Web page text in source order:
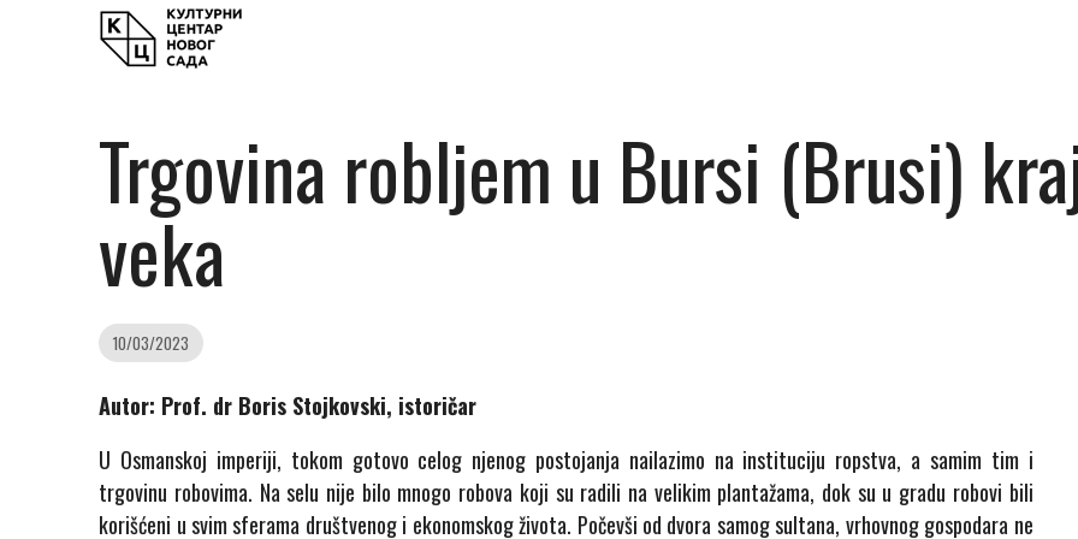
Trgovina robljem u Bursi (Brusi)
veka
10/03/2023
Autor: Prof. dr Boris Stojkovski, istoričar
U Osmanskoj imperiji, tokom gotovo celog njenog postojanja nailazimo na instituciju ropstva, a samim tim i
trgovinu robovima. Na selu nije bilo mnogo robova koji su radili na velikim plantažama, dok su u gradu robovi bili
korišćeni u svim sferama društvenog i ekonomskog života. Počevši od dvora samog sultana, vrhovnog gospodara ne